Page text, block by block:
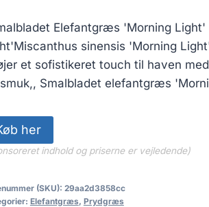
Elefantgræs 'Morning
sinensis 'Morning
et sofistikeret touch til haven
Smalbladet elefantgræs
her
indhold og priserne er vejledende)
(SKU): 29aa2d3858cc
Elefantgræs, Prydgræs